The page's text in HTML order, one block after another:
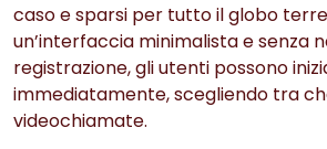
caso e sparsi per tutto il globo
un’interfaccia minimalista e senza
registrazione, gli utenti possono
immediatamente, scegliendo tra
videochiamate.